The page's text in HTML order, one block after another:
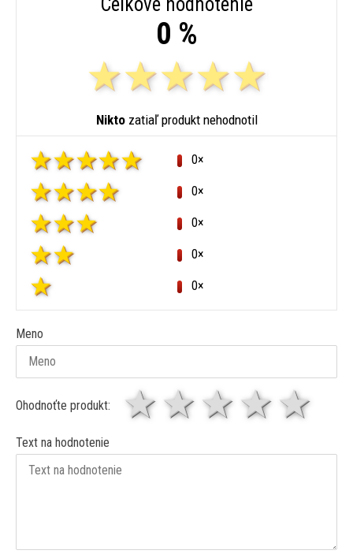
0 %
Niktozatiaľ produkt nehodnotil
0×
0×
0×
0×
0×
Meno
Ohodnoťte produkt: 4
3
2 hviezdy
1 hviezda
Text na hodnotenie